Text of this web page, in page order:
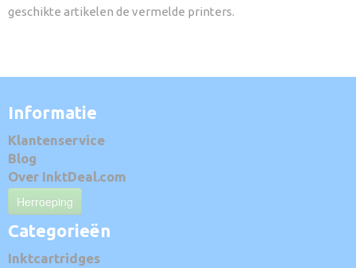
geschikte artikelen de vermelde printers.
Informatie
Klantenservice
Blog
Over InktDeal.com
Herroeping
Categorieën
Inktcartridges